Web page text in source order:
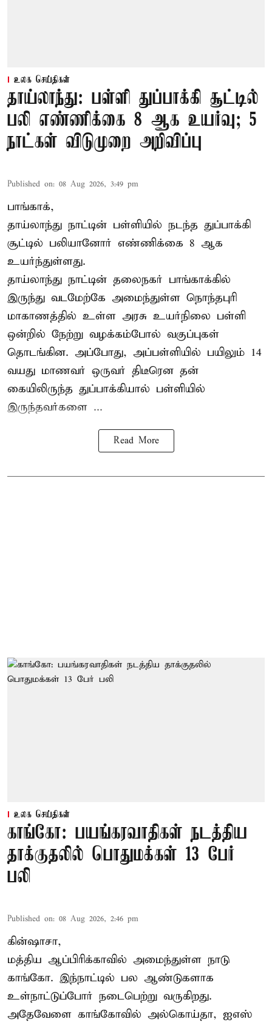
உலக செய்திகள்
தாய்லாந்து: பள்ளி துப்பாக்கி சூட்டில்
பலி எண்ணிக்கை 8 ஆக உயர்வு; 5
நாட்கள் விடுமுறை அறிவிப்பு
Published on: 08 Aug 2026, 3:49 pm
பாங்காக்,
தாய்லாந்து நாட்டின் பள்ளியில் நடந்த துப்பாக்கி
சூட்டில் பலியானோர் எண்ணிக்கை 8 ஆக
உயர்ந்துள்ளது.
தாய்லாந்து நாட்டின் தலைநகர் பாங்காக்கில்
இருந்து வடமேற்கே அமைந்துள்ள நொந்தபுரி
மாகாணத்தில் உள்ள அரசு உயர்நிலை பள்ளி
ஒன்றில் நேற்று வழக்கம்போல் வகுப்புகள்
தொடங்கின. அப்போது, அப்பள்ளியில் பயிலும் 14
வயது மாணவர் ஒருவர் திடீரென தன்
கையிலிருந்த துப்பாக்கியால் பள்ளியில்
இருந்தவர்களை ...
Read More
உலக செய்திகள்
காங்கோ: பயங்கரவாதிகள் நடத்திய
தாக்குதலில் பொதுமக்கள் 13 பேர்
பலி
Published on: 08 Aug 2026, 2:46 pm
கின்ஷாசா,
மத்திய ஆப்பிரிக்காவில் அமைந்துள்ள நாடு
காங்கோ. இந்நாட்டில் பல ஆண்டுகளாக
உள்நாட்டுப்போர் நடைபெற்று வருகிறது.
அதேவேளை காங்கோவில் அல்கொய்தா, ஐஎஸ்